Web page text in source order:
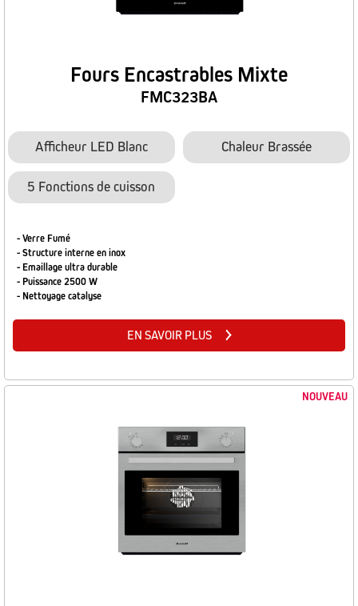
Fours Encastrables Mixte
FMC323BA
Afficheur LED Blanc Chaleur Brassée
5 Fonctions de cuisson
- Verre Fumé
- Structure interne en inox
- Emaillage ultra durable
- Puissance 2500 W
- Nettoyage catalyse
EN SAVOIR PLUS
NOUVEAU